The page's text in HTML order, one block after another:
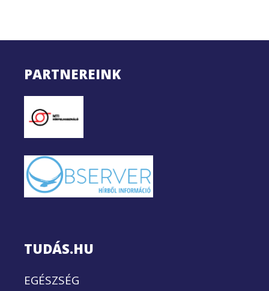
PARTNEREINK
TUDÁS.HU
EGÉSZSÉG